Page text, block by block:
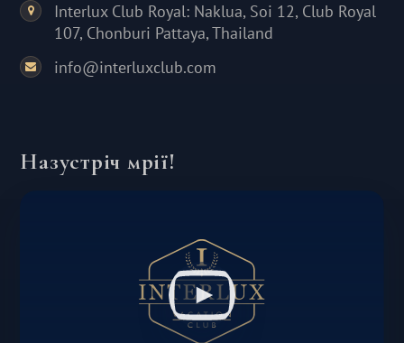
Interlux Club Royal: Naklua, Soi 12, Club Royal
107, Chonburi Pattaya, Thailand
info@interluxclub.com
Назустріч мрії!